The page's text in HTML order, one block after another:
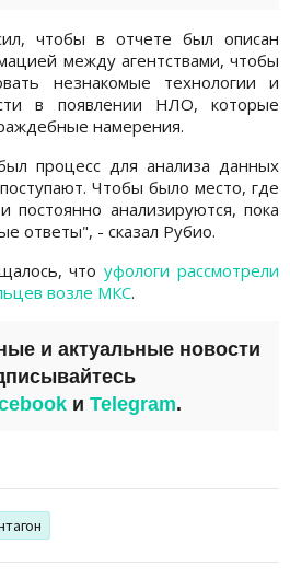
чтобы в отчете был описан
между агентствами, чтобы
незнакомые технологии и
в появлении НЛО, которые
намерения.
процесс для анализа данных
Чтобы было место, где
постоянно анализируются, пока
ответы", - сказал Рубио.
чтоуфологи рассмотрели
возле МКС.
и актуальные новости
и Telegram.